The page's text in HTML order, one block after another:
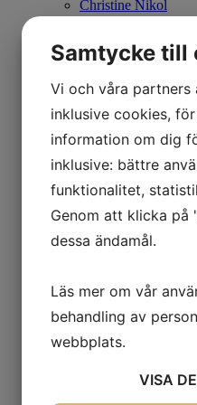
Christine Nikol
K G Nilson
Eva Olofsson
Ulla Ohlson
Emil Olsson
Johan Palmborg
Sirje Papp
Johan Patricny
Mikael Persbrandt
Stefan MÅS Persson
Puppet Daniel
Madeleine Pyk
Paul Quant
Arthur Ragnarsson
Carl Fredrik
Lisa Rinnevuo
Orion Righard
Roger Risberg
James Rizzi
Anna Rosenbäck
Samtycke till
Vi och våra partners
inklusive cookies,
information om dig
inklusive: bättre
funktionalitet,
Genom att klicka på
dessa ändamål.
Läs mer om vår
behandling av
webbplats.
VISA